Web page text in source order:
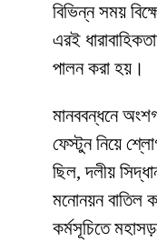
বিভিন্ন সময়
এরই
পালন করা হয়।
মানববন্ধনে
ফেস্টুন নিয়ে
ছিল, দলীয়
মনোনয়ন বাতিল
কর্মসূচিতে